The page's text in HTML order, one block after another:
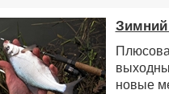
новые